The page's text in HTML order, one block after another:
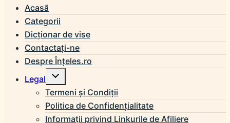
Acasă
Categorii
Dicționar de vise
Contactați-ne
Despre Înțeles.ro
Legal
Toggle
child
menu
Termeni și Condiții
Politica de Confidențialitate
Informații privind Linkurile de Afiliere